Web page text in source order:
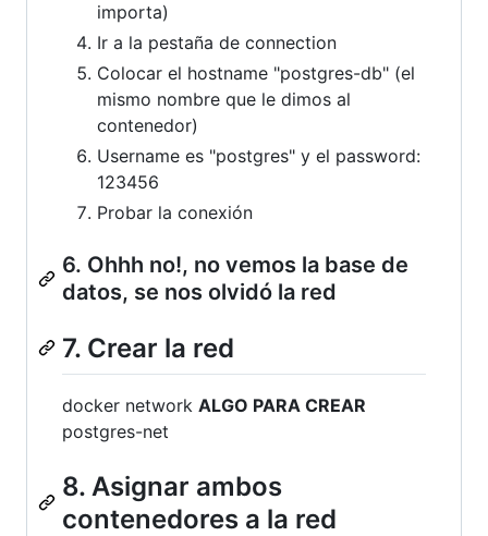
importa)
Ir a la pestaña de connection
Colocar el hostname "postgres-db" (el
mismo nombre que le dimos al
contenedor)
Username es "postgres" y el password:
123456
Probar la conexión
6. Ohhh no!, no vemos la base de
datos, se nos olvidó la red
7. Crear la red
docker network ALGO PARA CREAR
postgres-net
8. Asignar ambos
contenedores a la red